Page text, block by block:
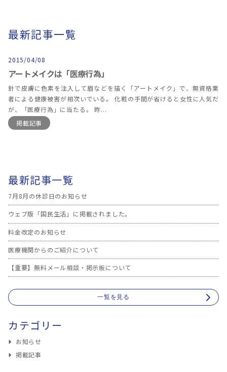
最新記事一覧
2015/04/08
アートメイクは「医療行為」
針で皮膚に色素を注入して眉などを描く「アートメイク」で、無資格業
者による健康被害が相次いでいる。 化粧の手間が省けると女性に人気だ
が、「医療行為」に当たる。 昨...
掲載記事
最新記事一覧
7月8月の休診日のお知らせ
ウェブ版「国民生活」に掲載されました。
料金改定のお知らせ
医療機関からのご紹介について
【重要】無料メール相談・掲示板について
一覧を見る
カテゴリー
お知らせ
掲載記事